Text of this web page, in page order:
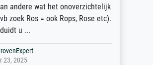
andere wat het onoverzichtelijk
zoek Ros = ook Rops, Rose etc).
u ...
23, 2025